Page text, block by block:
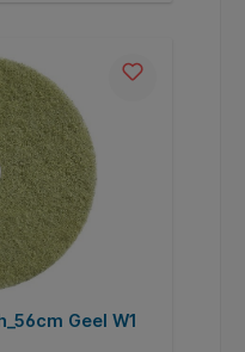
Geel W1